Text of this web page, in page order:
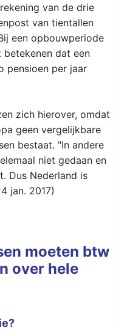
van de drie
van tientallen
een opbouwperiode
dat een
pensioen per jaar
zich hierover, omdat
geen vergelijkbare
bestaat. "In andere
niet gedaan en
Dus Nederland is
jan. 2017)
moeten btw
over hele